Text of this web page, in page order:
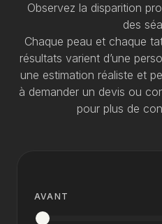
RÉSERVER UNE
Observez la disparition
des
Chaque peau et chaque
résultats varient d’une
une estimation réaliste et
à demander un devis ou
pour plus de
AVANT
AVANT